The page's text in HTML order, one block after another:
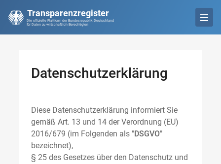
Transparenzregister
Die offizielle Plattform der Bundesrepublik Deutschland
für Daten zu wirtschaftlich Berechtigten
Datenschutzerklärung
Diese Datenschutzerklärung informiert Sie
gemäß Art. 13 und 14 der Verordnung (EU)
2016/679 (im Folgenden als "DSGVO"
bezeichnet),
§ 25 des Gesetzes über den Datenschutz und